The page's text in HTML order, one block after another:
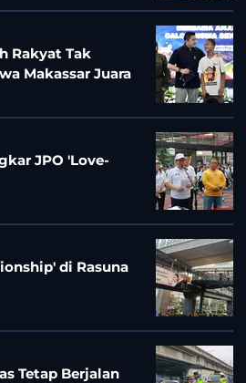
Rakyat Tak
Makassar Juara
JPO 'Love-
di Rasuna
Tetap Berjalan